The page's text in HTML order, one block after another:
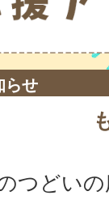
らせ
つどいの